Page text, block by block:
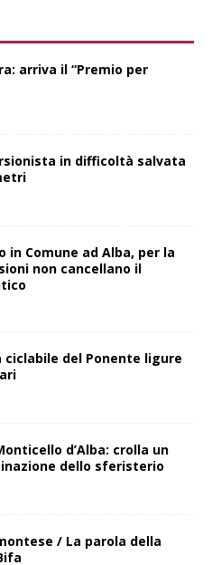
arriva il “Premio per
in difficoltà salvata
in Comune ad Alba, per la
non cancellano il
ciclabile del Ponente ligure
d’Alba: crolla un
dello sferisterio
/ La parola della